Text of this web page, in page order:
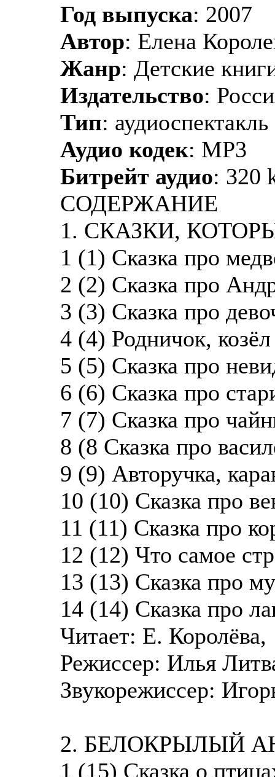
Год выпуска: 2007
Автор: Елена
Жанр: Детские
Издательство:
Тип: аудиоспектакль
Аудио кодек: MP3
Битрейт аудио: 320
СОДЕРЖАНИЕ
1. СКАЗКИ,
1 (1) Сказка про
2 (2) Сказка про
3 (3) Сказка про
4 (4) Родничок,
5 (5) Сказка про
6 (6) Сказка про
7 (7) Сказка про
8 (8 Сказка про
9 (9) Авторучка,
10 (10) Сказка про
11 (11) Сказка про
12 (12) Что самое
13 (13) Сказка про
14 (14) Сказка про
Читает: Е. Королёва,
Режиссер: Илья
Звукорежиссер:
2. БЕЛОКРЫЛЫЙ
1 (15) Сказка о